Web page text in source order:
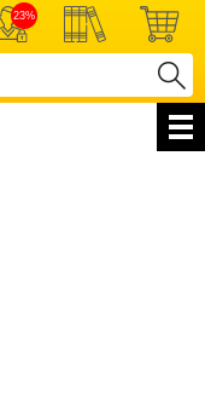
23%